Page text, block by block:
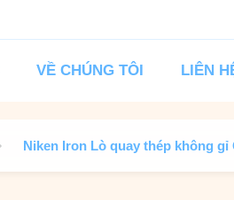
VỀ CHÚNG TÔI LIÊN
Niken Iron Lò quay thép không